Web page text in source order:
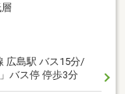
広島駅 バス15分/
バス停 停歩3分